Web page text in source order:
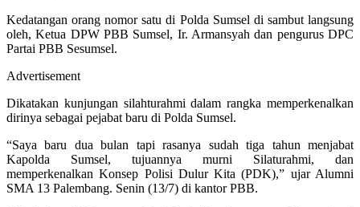
Kedatangan orang nomor satu di Polda Sumsel di sambut langsung
oleh, Ketua DPW PBB Sumsel, Ir. Armansyah dan pengurus DPC
Partai PBB Sesumsel.
Advertisement
Dikatakan kunjungan silahturahmi dalam rangka memperkenalkan
dirinya sebagai pejabat baru di Polda Sumsel.
“Saya baru dua bulan tapi rasanya sudah tiga tahun menjabat
Kapolda Sumsel, tujuannya murni Silaturahmi, dan
memperkenalkan Konsep Polisi Dulur Kita (PDK),” ujar Alumni
SMA 13 Palembang. Senin (13/7) di kantor PBB.